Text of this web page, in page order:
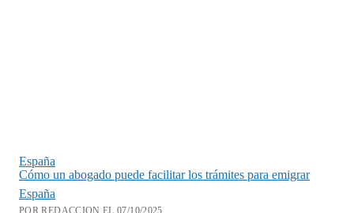
España
Cómo un abogado puede facilitar los trámites para emigrar
España